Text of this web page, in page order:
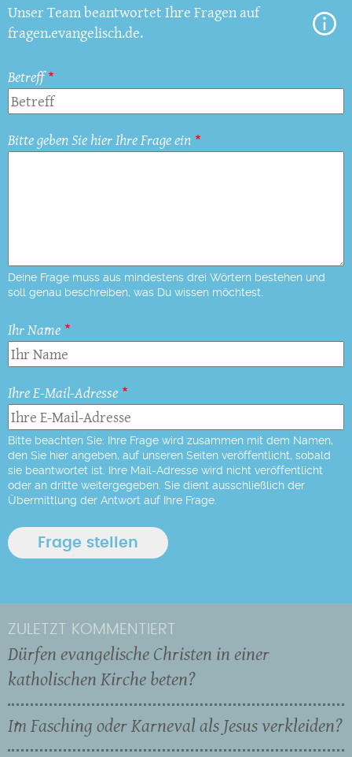
Unser Team beantwortet Ihre Fragen auf
fragen.evangelisch.de.
Betreff
Bitte geben Sie hier Ihre Frage ein
Deine Frage muss aus mindestens drei Wörtern bestehen und
soll genau beschreiben, was Du wissen möchtest.
Ihr Name
Ihre E-Mail-Adresse
Bitte beachten Sie: Ihre Frage wird zusammen mit dem Namen,
den Sie hier angeben, auf unseren Seiten veröffentlicht, sobald
sie beantwortet ist. Ihre Mail-Adresse wird nicht veröffentlicht
oder an dritte weitergegeben. Sie dient ausschließlich der
Übermittlung der Antwort auf Ihre Frage.
ZULETZT KOMMENTIERT
Dürfen evangelische Christen in einer
katholischen Kirche beten?
Im Fasching oder Karneval als Jesus verkleiden?